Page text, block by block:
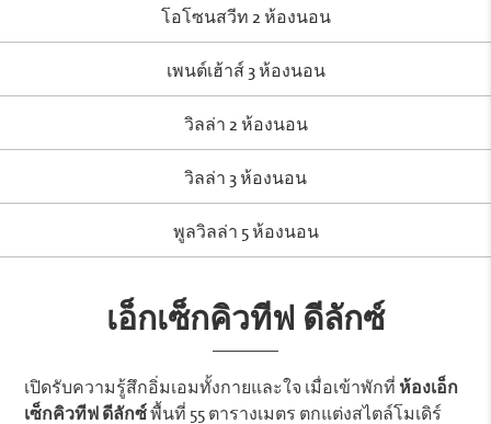
โอโซนสวีท 2 ห้องนอน
เพนต์เฮ้าส์ 3 ห้องนอน
วิลล่า 2 ห้องนอน
วิลล่า 3 ห้องนอน
พูลวิลล่า 5 ห้องนอน
เอ็กเซ็กคิวทีฟ ดีลักซ์
เปิดรับความรู้สึกอิ่มเอมทั้งกายและใจ เมื่อเข้าพักที่ห้องเอ็ก
เซ็กคิวทีฟ ดีลักซ์พื้นที่ 55 ตารางเมตร ตกแต่งสไตล์โมเดิร์